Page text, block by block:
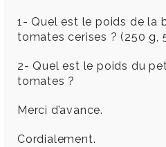
1- Quel est le poids de la
tomates cerises ? (250 g,
2- Quel est le poids du
tomates ?
Merci d’avance.
Cordialement.